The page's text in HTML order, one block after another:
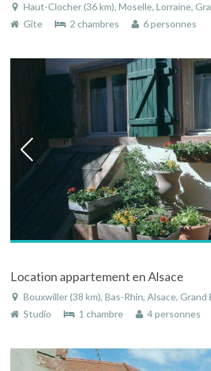
Haut-Clocher (36 km), Moselle, Lorraine,
Gîte
2 chambres 6 personnes
Location appartement en Alsace
Bouxwiller (38 km), Bas-Rhin, Alsace, Grand
Studio
1 chambre 4 personnes